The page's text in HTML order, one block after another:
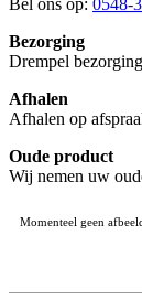
Bel ons op: 0548-
Bezorging
Drempel
Afhalen
Afhalen op
Oude product
Wij nemen uw
Momenteel geen